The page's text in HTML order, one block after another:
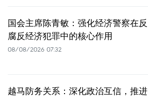
国会主席陈青敏：强化经济警察在反
腐反经济犯罪中的核心作用
08/08/2026 07:32
越马防务关系：深化政治互信，推进